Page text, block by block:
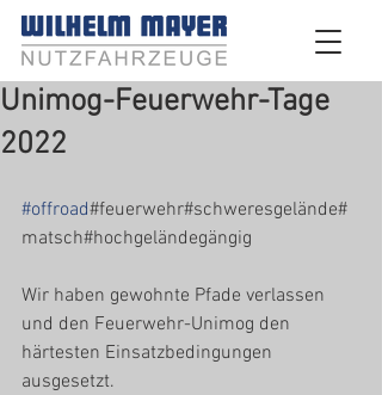
Unimog-Feuerwehr-Tage
2022
#offroad#feuerwehr#schweresgelände#
matsch#hochgeländegängig
Wir haben gewohnte Pfade verlassen
und den Feuerwehr-Unimog den
härtesten Einsatzbedingungen
ausgesetzt.